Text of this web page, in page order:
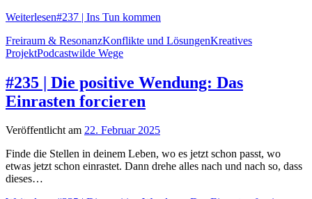
Weiterlesen#237 | Ins Tun kommen
Freiraum & ResonanzKonflikte und LösungenKreatives
ProjektPodcastwilde Wege
#235 | Die positive Wendung: Das
Einrasten forcieren
Veröffentlicht am 22. Februar 2025
Finde die Stellen in deinem Leben, wo es jetzt schon passt, wo
etwas jetzt schon einrastet. Dann drehe alles nach und nach so, dass
dieses…